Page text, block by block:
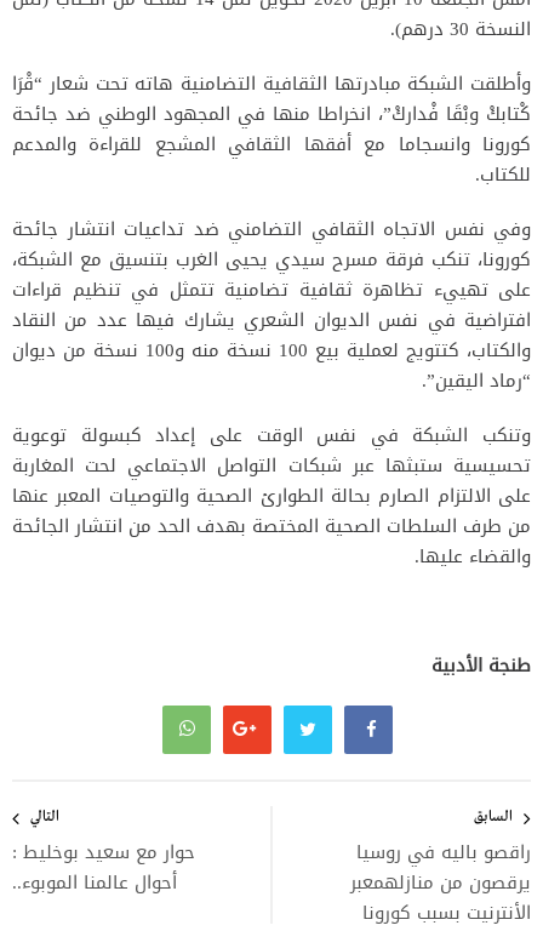
النسخة 30 درهم).
وأطلقت الشبكة مبادرتها الثقافية التضامنية هاته تحت شعار “قْرَا
كْتابكْ وبْقَا فْداركْ”، انخراطا منها في المجهود الوطني ضد جائحة
كورونا وانسجاما مع أفقها الثقافي المشجع للقراءة والمدعم
للكتاب.
وفي نفس الاتجاه الثقافي التضامني ضد تداعيات انتشار جائحة
كورونا، تنكب فرقة مسرح سيدي يحيى الغرب بتنسيق مع الشبكة،
على تهييء تظاهرة ثقافية تضامنية تتمثل في تنظيم قراءات
افتراضية في نفس الديوان الشعري يشارك فيها عدد من النقاد
والكتاب، كتتويج لعملية بيع 100 نسخة منه و100 نسخة من ديوان
“رماد اليقين”.
وتنكب الشبكة في نفس الوقت على إعداد كبسولة توعوية
تحسيسية ستبثها عبر شبكات التواصل الاجتماعي لحت المغاربة
على الالتزام الصارم بحالة الطوارئ الصحية والتوصيات المعبر عنها
من طرف السلطات الصحية المختصة بهدف الحد من انتشار الجائحة
والقضاء عليها.
طنجة الأدبية
المقالات
السابق
راقصو باليه في روسيا
يرقصون من منازلهمعبر
الأنترنيت بسبب كورونا
التالي
حوار مع سعيد بوخليط :
أحوال عالمنا الموبوء..